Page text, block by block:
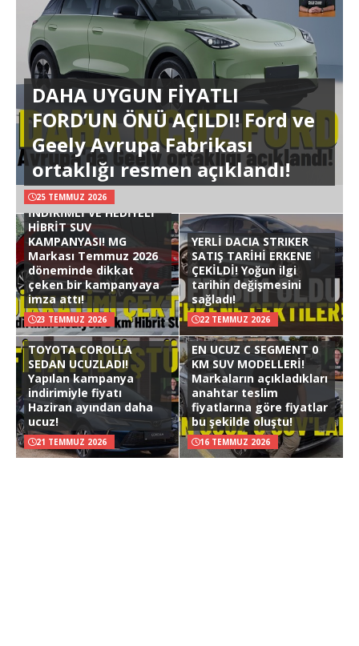
DAHA UYGUN FİYATLI
FORD’UN ÖNÜ AÇILDI! Ford ve
Geely Avrupa Fabrikası
ortaklığı resmen açıklandı!
25 TEMMUZ 2026
İNDİRİMLİ VE HEDİYELİ
HİBRİT SUV
KAMPANYASI! MG
Markası Temmuz 2026
döneminde dikkat
çeken bir kampanyaya
imza attı!
23 TEMMUZ 2026
YERLİ DACIA STRIKER
SATIŞ TARİHİ ERKENE
ÇEKİLDİ! Yoğun ilgi
tarihin değişmesini
sağladı!
22 TEMMUZ 2026
TOYOTA COROLLA
SEDAN UCUZLADI!
Yapılan kampanya
indirimiyle fiyatı
Haziran ayından daha
ucuz!
21 TEMMUZ 2026
EN UCUZ C SEGMENT 0
KM SUV MODELLERİ!
Markaların açıkladıkları
anahtar teslim
fiyatlarına göre fiyatlar
bu şekilde oluştu!
16 TEMMUZ 2026